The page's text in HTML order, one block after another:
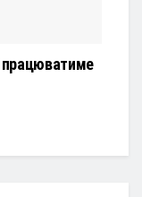
працюватиме